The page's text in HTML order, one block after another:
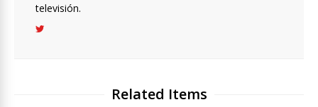
televisión.
Related Items